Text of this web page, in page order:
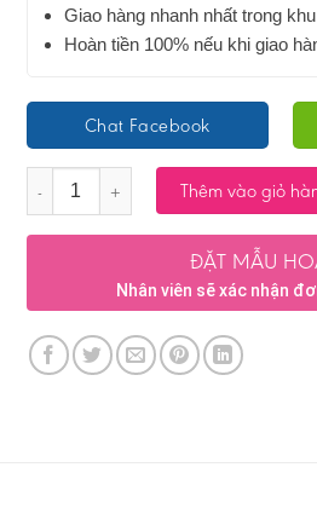
Giao hàng nhanh nhất trong
Hoàn tiền 100% nếu khi giao
Chat Facebook
Số lượng Thêm vào giỏ
ĐẶT MẪU
Nhân viên sẽ xác nhận